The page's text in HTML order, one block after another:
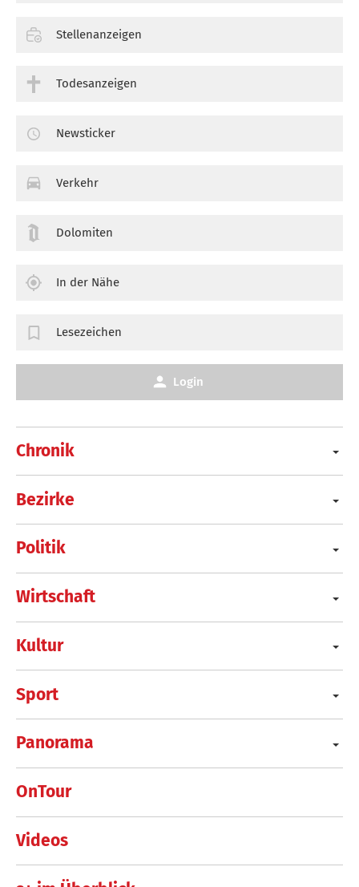
Chronik
Bezirke
Politik
Wirtschaft
Kultur
Sport
Panorama
OnTour
Videos
Stellenanzeigen
Todesanzeigen
Newsticker
Verkehr
Dolomiten
In der Nähe
Lesezeichen
Login